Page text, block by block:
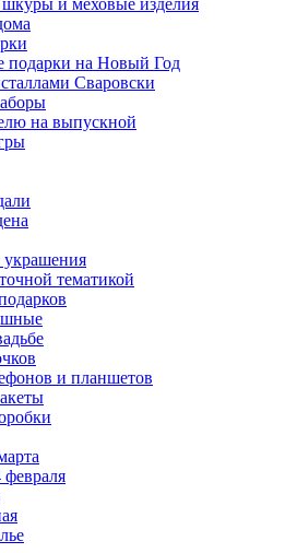
и меховые изделия
подарки на Новый Год
Сваровски
на выпускной
украшения
тематикой
и планшетов